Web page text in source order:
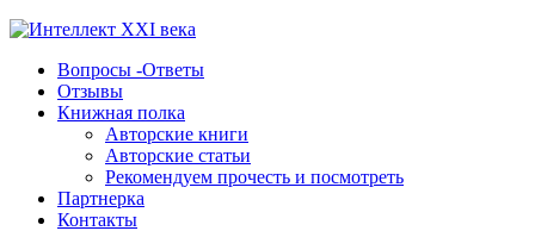
Вопросы -Ответы
Отзывы
Книжная полка
Авторские книги
Авторские статьи
Рекомендуем прочесть и посмотреть
Партнерка
Контакты